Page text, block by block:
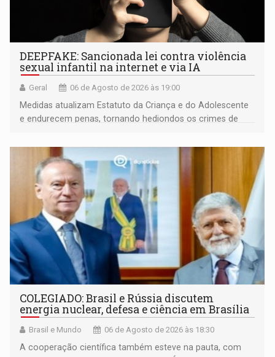
DEEPFAKE: Sancionada lei contra violência
sexual infantil na internet e via IA
Geral 06 de Agosto de 2026 às 19:00
Medidas atualizam Estatuto da Criança e do Adolescente
e endurecem penas, tornando hediondos os crimes de
COLEGIADO: Brasil e Rússia discutem
energia nuclear, defesa e ciência em Brasília
Brasil e Mundo 06 de Agosto de 2026 às 18:30
A cooperação científica também esteve na pauta, com